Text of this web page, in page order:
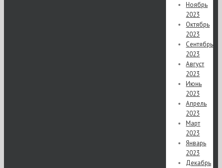
Ноябрь
2023
Октябрь
2023
Сентябрь
2023
Август
2023
Июнь
2023
Апрель
2023
Март
2023
Январь
2023
Декабрь